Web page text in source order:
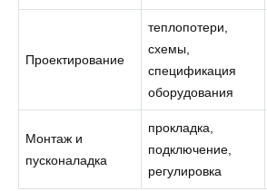
Проектирование
теплопотери,
схемы,
спецификация
оборудования
Монтаж и
пусконаладка
прокладка,
подключение,
регулировка